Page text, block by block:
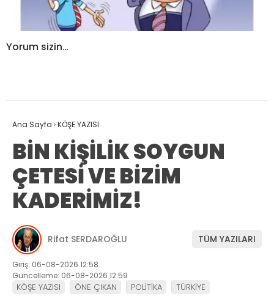
Yorum sizin…
Ana Sayfa ›KÖŞE YAZISI
BİN KİŞİLİK SOYGUN
ÇETESİ VE BİZİM
KADERİMİZ!
Rifat SERDAROĞLU TÜM YAZILARI
Giriş: 06-08-2026 12:58
Güncelleme: 06-08-2026 12:59
KÖŞE YAZISI ÖNE ÇIKAN POLİTİKA TÜRKİYE